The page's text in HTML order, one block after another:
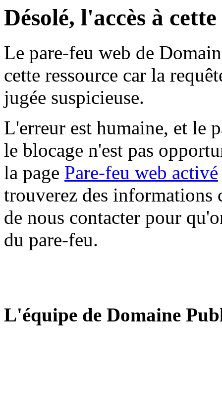
Désolé, l'accès à
Le pare-feu web de
cette ressource car la
jugée suspicieuse.
L'erreur est humaine, et le
le blocage n'est pas
la page Pare-feu web activé
trouverez des informations
de nous contacter pour
du pare-feu.
L'équipe de Domaine